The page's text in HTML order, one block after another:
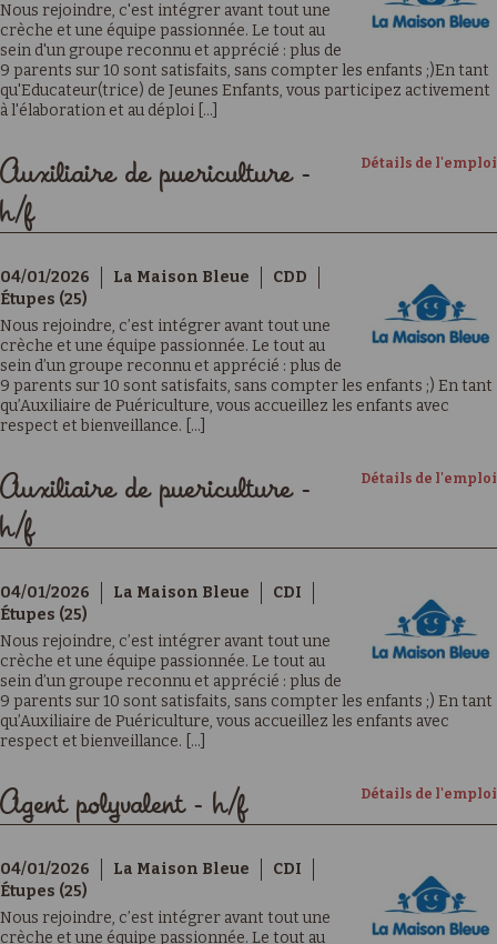
Nous rejoindre, c'est intégrer avant tout une
crèche et une équipe passionnée. Le tout au
sein d'un groupe reconnu et apprécié : plus de
9 parents sur 10 sont satisfaits, sans compter les enfants ;)En tant
qu'Educateur(trice) de Jeunes Enfants, vous participez activement
à l'élaboration et au déploi [...]
Détails de l'emploi
Auxiliaire de puericulture -
h/f
04/01/2026 La Maison Bleue
CDD
Étupes (25)
Nous rejoindre, c’est intégrer avant tout une
crèche et une équipe passionnée. Le tout au
sein d’un groupe reconnu et apprécié : plus de
9 parents sur 10 sont satisfaits, sans compter les enfants ;) En tant
qu’Auxiliaire de Puériculture, vous accueillez les enfants avec
respect et bienveillance. [...]
Détails de l'emploi
Auxiliaire de puericulture -
h/f
04/01/2026 La Maison Bleue
CDI
Étupes (25)
Nous rejoindre, c’est intégrer avant tout une
crèche et une équipe passionnée. Le tout au
sein d’un groupe reconnu et apprécié : plus de
9 parents sur 10 sont satisfaits, sans compter les enfants ;) En tant
qu’Auxiliaire de Puériculture, vous accueillez les enfants avec
respect et bienveillance. [...]
Détails de l'emploi
Agent polyvalent - h/f
04/01/2026 La Maison Bleue
CDI
Étupes (25)
Nous rejoindre, c’est intégrer avant tout une
crèche et une équipe passionnée. Le tout au